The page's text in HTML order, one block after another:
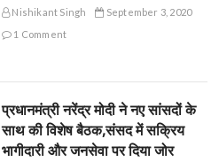
Nishikant Singh
September 3, 2020
1 Comment
प्रधानमंत्री नरेंद्र मोदी ने नए सांसदों के
साथ की विशेष बैठक,संसद में सक्रिय
भागीदारी और जनसेवा पर दिया जोर